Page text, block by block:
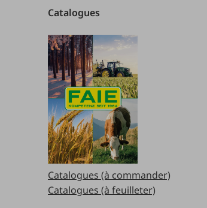
Catalogues
Catalogues (à commander)
Catalogues (à feuilleter)